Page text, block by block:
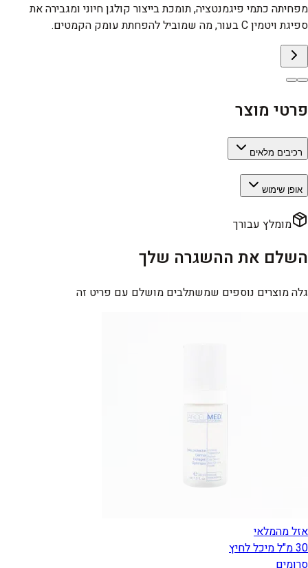
מפחיתה כתמי פיגמנטציה, תומכת בייצור קולגן חיוני ומגבירה את
ספיגת ויטמין C בעור, מה שמוביל להפחתת עומק הקמטים.
פרטי מוצר
רכיבים מלאים
אופן שימוש
מומלץ עבורך
השלם את ההשגרה שלך
גלה מוצרים נוספים שמשתלבים מושלם עם פריט זה
אזל מהמלאי
30 מ"ל מיכל לחיץ